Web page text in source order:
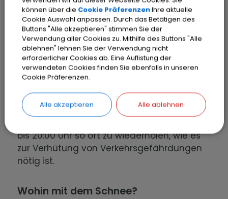
kombinierte Geh- und Radwege (Geh-
und Radverkehr auf derselben Fläche)
Fahrbahnen von verkehrsberuhigten
Bereichen (Zeichen 325 StVO)
Wann?
07:00 Uhr und an Sonn- und gesetzlichen
Feiertagen ab 08:00 Uhr von Schnee und
bis 20:00 Uhr so oft zu wiederholen, wie es
zur Verhütung von Verkehrsgefährdungen
nötig ist.
Wohin mit dem Schnee?
können über die Cookie PräferenzenIhre aktuelle
Cookie Auswahl anpassen. Durch das Betätigen des
Buttons "Alle akzeptieren" stimmen Sie der
Verwendung aller Cookies zu. Mithilfe des Buttons "Alle
ablehnen" lehnen Sie der Verwendung nicht
erforderlicher Cookies ab. Eine Auflistung der
verwendeten Cookies finden Sie ebenfalls in unseren
Cookie Präferenzen.
Alle akzeptieren Alle ablehnen